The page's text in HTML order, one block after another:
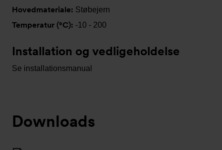
Hovedmateriale: Støbejern
Temperatur (°C): -10 - 200
Installation og vedligeholdelse
Se installationsmanual
Downloads